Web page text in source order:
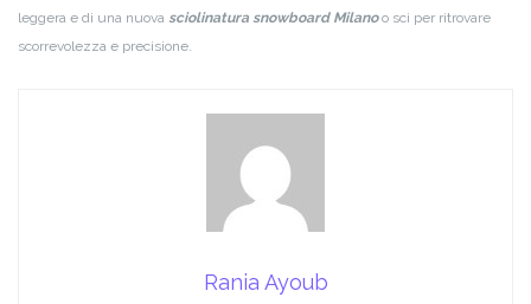
leggera e di una nuova sciolinatura snowboard Milanoo sci per ritrovare
scorrevolezza e precisione.
Rania Ayoub